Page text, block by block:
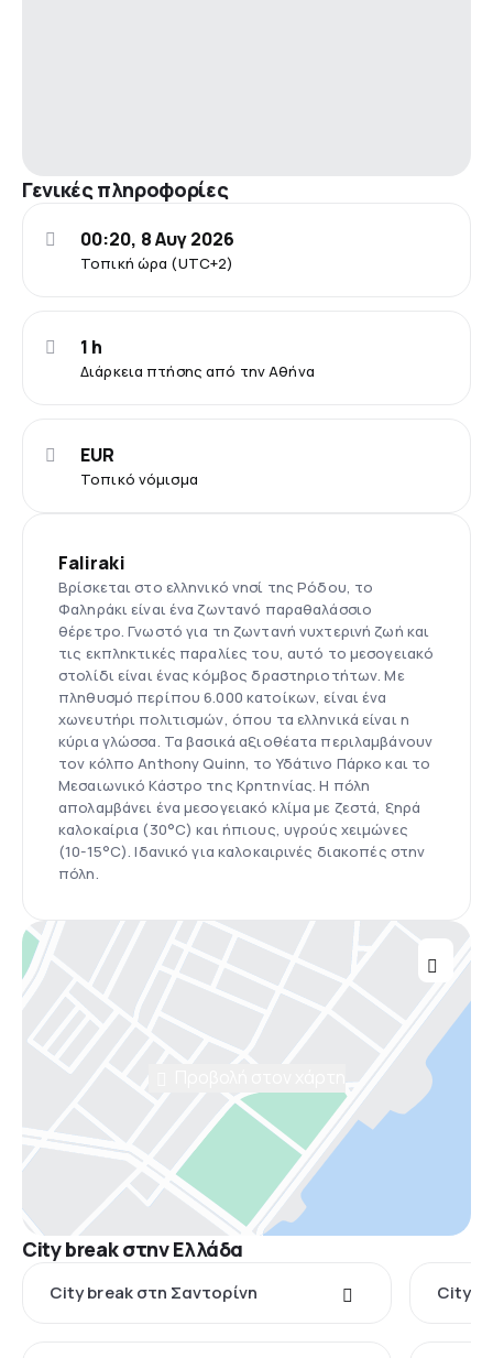
Γενικές πληροφορίες
Τοπική ώρα (UTC+2)
00:20, 8 Αυγ 2026
Διάρκεια πτήσης από την Αθήνα
1 h
Τοπικό νόμισμα
EUR
Faliraki
Βρίσκεται στο ελληνικό νησί της Ρόδου, το
Φαληράκι είναι ένα ζωντανό παραθαλάσσιο
θέρετρο. Γνωστό για τη ζωντανή νυχτερινή ζωή και
τις εκπληκτικές παραλίες του, αυτό το μεσογειακό
στολίδι είναι ένας κόμβος δραστηριοτήτων. Με
πληθυσμό περίπου 6.000 κατοίκων, είναι ένα
χωνευτήρι πολιτισμών, όπου τα ελληνικά είναι η
κύρια γλώσσα. Τα βασικά αξιοθέατα περιλαμβάνουν
τον κόλπο Anthony Quinn, το Υδάτινο Πάρκο και το
Μεσαιωνικό Κάστρο της Κρητηνίας. Η πόλη
απολαμβάνει ένα μεσογειακό κλίμα με ζεστά, ξηρά
καλοκαίρια (30°C) και ήπιους, υγρούς χειμώνες
(10-15°C). Ιδανικό για καλοκαιρινές διακοπές στην
πόλη.
City break στην Ελλάδα
City break στη Σαντορίνη City